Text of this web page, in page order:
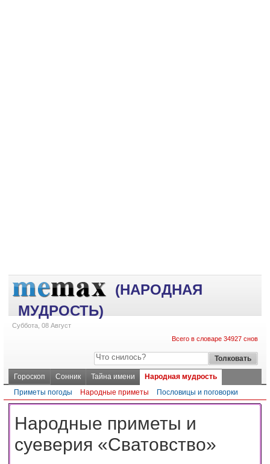
(НАРОДНАЯ
МУДРОСТЬ)
Суббота, 08 Август
Всего в словаре 34927 снов
Гороскоп Сонник Тайна имени
Народная мудрость
Приметы погоды
Народные приметы Пословицы и поговорки
Народные приметы и
суеверия «Сватовство»